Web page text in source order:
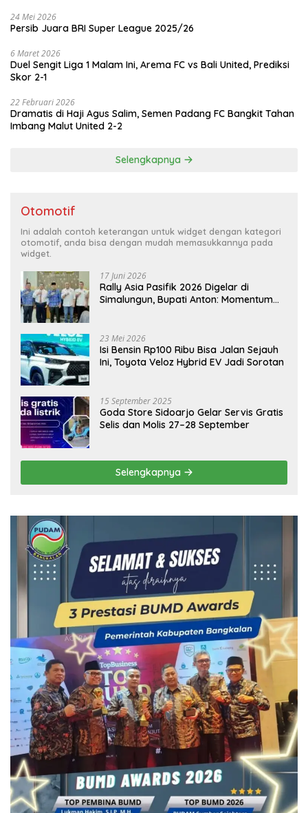
24 Mei 2026
Persib Juara BRI Super League 2025/26
6 Maret 2026
Duel Sengit Liga 1 Malam Ini, Arema FC vs Bali United, Prediksi
Skor 2-1
22 Februari 2026
Dramatis di Haji Agus Salim, Semen Padang FC Bangkit Tahan
Imbang Malut United 2-2
Selengkapnya
Otomotif
Ini adalah contoh keterangan untuk widget dengan kategori
otomotif, anda bisa dengan mudah memasukkannya pada
widget.
17 Juni 2026
Rally Asia Pasifik 2026 Digelar di
Simalungun, Bupati Anton: Momentum
23 Mei 2026
Isi Bensin Rp100 Ribu Bisa Jalan Sejauh
Ini, Toyota Veloz Hybrid EV Jadi Sorotan
15 September 2025
Goda Store Sidoarjo Gelar Servis Gratis
Selis dan Molis 27–28 September
Selengkapnya